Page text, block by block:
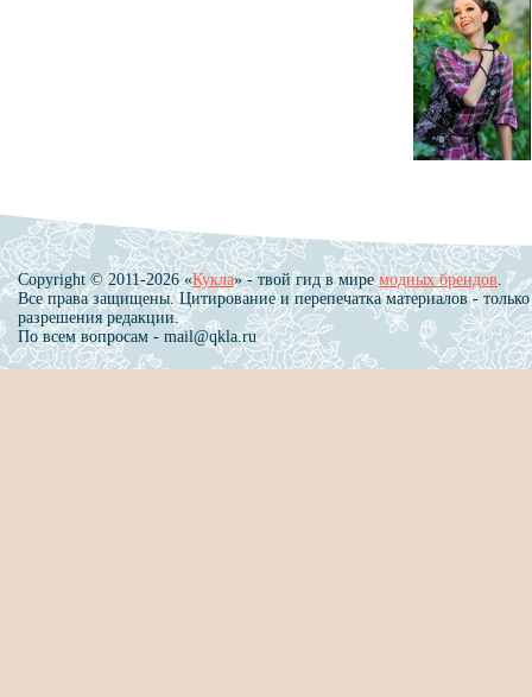
Copyright © 2011-2026 «Кукла» - твой гид в миремодных брендов
Все права защищены. Цитирование и перепечатка материалов - только
разрешения редакции.
По всем вопросам - mail@qkla.ru